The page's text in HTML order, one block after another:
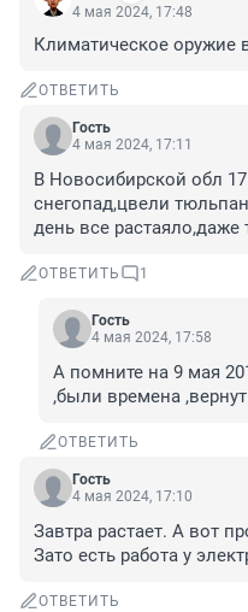
4 мая 2024, 17:48
Климатическое оружие
ОТВЕТИТЬ
Гость
4 мая 2024, 17:11
В Новосибирской обл
снегопад,цвели
день все
ОТВЕТИТЬ 1
Гость
4 мая 2024, 17:58
А помните на 9 мая
,были времена
ОТВЕТИТЬ
Гость
4 мая 2024, 17:10
Завтра растает. А вот
Зато есть работа у
ОТВЕТИТЬ